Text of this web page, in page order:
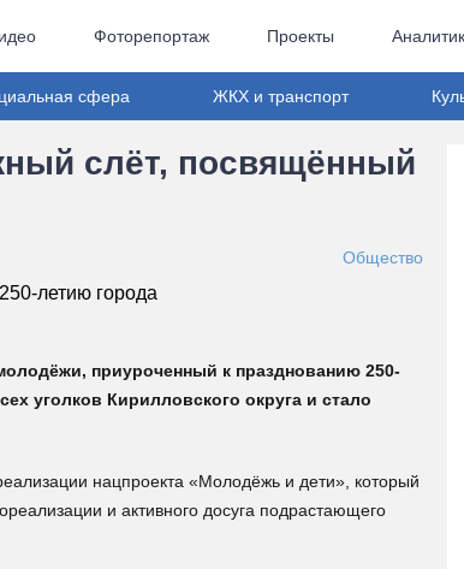
Фоторепортаж Проекты
сфера ЖКХ и транспорт
слёт, посвящённый
Общество
приуроченный к празднованию 250-
уголков Кирилловского округа и стало
нацпроекта «Молодёжь и дети», который
и активного досуга подрастающего